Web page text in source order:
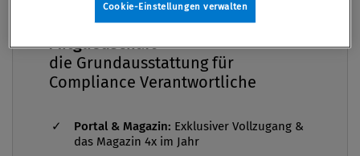
Im Interview Wilhelm Rasinger Porträt Zur Person
Mag. Dr. Wilhelm Rasinger ist Vorsitzender des
Interessenverbands für Anleger (IVA) und vertritt in
dieser Rolle vor allem die Belange von
mehrere Aufsichtsratsmandate, unter anderem bei
der Erste Group Bank, Wienerberger und S Immo.
Compliance Praxis Premium
Mitgliedschaft -
die Grundausstattung für
Compliance Verantwortliche
Portal & Magazin: Exklusiver Vollzugang &
das Magazin 4x im Jahr
Cookie-Einstellungen verwalten